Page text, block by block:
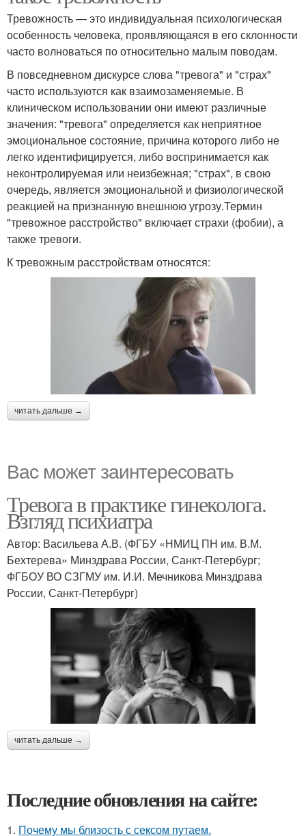
Тревожность — это индивидуальная психологическая
особенность человека, проявляющаяся в его склонности
часто волноваться по относительно малым поводам.
В повседневном дискурсе слова "тревога" и "страх"
часто используются как взаимозаменяемые. В
клиническом использовании они имеют различные
значения: "тревога" определяется как неприятное
эмоциональное состояние, причина которого либо не
легко идентифицируется, либо воспринимается как
неконтролируемая или неизбежная; "страх", в свою
очередь, является эмоциональной и физиологической
реакцией на признанную внешнюю угрозу.Термин
"тревожное расстройство" включает страхи (фобии), а
также тревоги.
К тревожным расстройствам относятся:
читать дальше →
Вас может заинтересовать
Тревога в практике гинеколога.
Взгляд психиатра
Автор: Васильева А.В. (ФГБУ «НМИЦ ПН им. В.М.
Бехтерева» Минздрава России, Санкт-Петербург;
ФГБОУ ВО СЗГМУ им. И.И. Мечникова Минздрава
России, Санкт-Петербург)
читать дальше →
Последние обновления на сайте:
1. Почему мы близость с сексом путаем.